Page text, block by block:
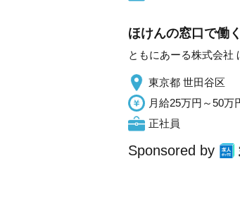
ほけんの窓口で働
ともにあーる株式会社
東京都 世田谷区
月給25万円～50万
正社員
Sponsored by